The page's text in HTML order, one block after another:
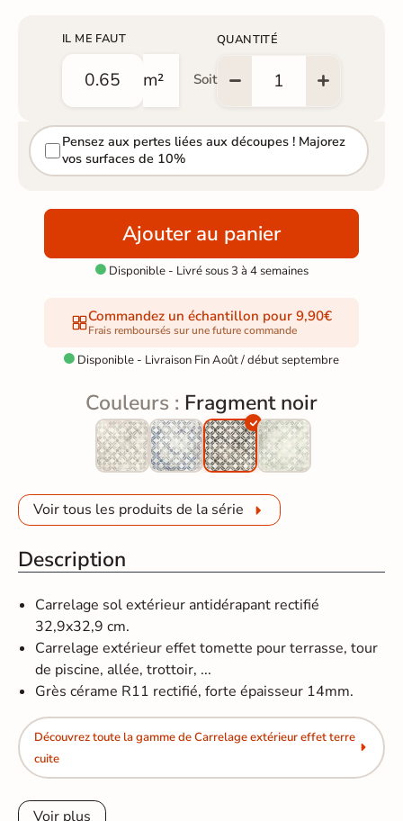
IL ME FAUT
m² Soit
QUANTITÉ
Pensez aux pertes liées aux découpes ! Majorez
vos surfaces de 10%
Ajouter au panier
Disponible - Livré sous 3 à 4 semaines
Commandez un échantillon pour 9,90€
Frais remboursés sur une future commande
 Disponible - Livraison Fin Août / début septembre
Couleurs : Fragment noir
Voir tous les produits de la série
Description
Carrelage sol extérieur antidérapant rectifié
32,9x32,9 cm.
Carrelage extérieur effet tomette pour terrasse, tour
de piscine, allée, trottoir, ...
Grès cérame R11 rectifié, forte épaisseur 14mm.
Découvrez toute la gamme de Carrelage extérieur effet terre
cuite
Voir plus